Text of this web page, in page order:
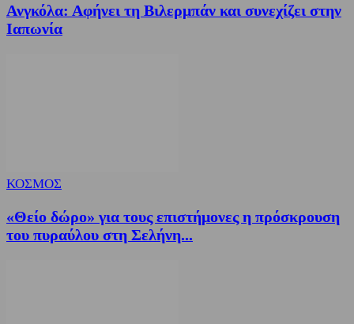
Ανγκόλα: Αφήνει τη Βιλερμπάν και συνεχίζει στην
Ιαπωνία
ΚΟΣΜΟΣ
«Θείο δώρο» για τους επιστήμονες η πρόσκρουση
του πυραύλου στη Σελήνη...